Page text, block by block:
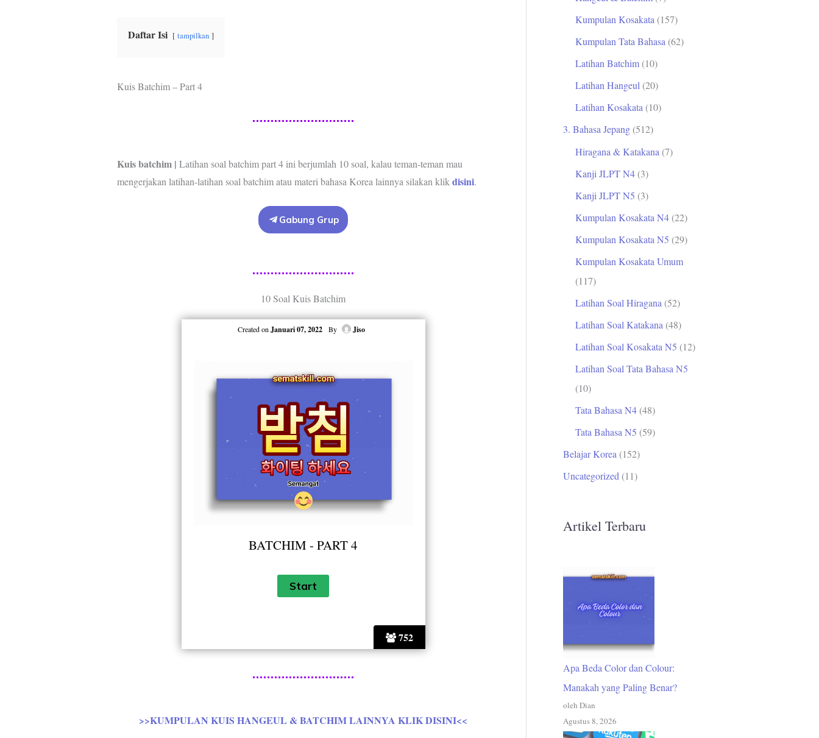
o
r
p
e
Daftar Isi tampilkan
Kuis Batchim – Part 4
Kuis batchim | Latihan soal batchim part 4 ini berjumlah 10 soal, kalau teman-teman mau
mengerjakan latihan-latihan soal batchim atau materi bahasa Korea lainnya silakan klikdisini.
Gabung Grup
10 Soal Kuis Batchim
752
Created onJanuari 07, 2022 By Jiso
BATCHIM - PART 4
>>KUMPULAN KUIS HANGEUL & BATCHIM LAINNYA KLIK DISINI<<
Kumpulan Kosakata (157)
Kumpulan Tata Bahasa (62)
Latihan Batchim (10)
Latihan Hangeul (20)
Latihan Kosakata (10)
3. Bahasa Jepang (512)
Hiragana & Katakana (7)
Kanji JLPT N4 (3)
Kanji JLPT N5 (3)
Kumpulan Kosakata N4 (22)
Kumpulan Kosakata N5 (29)
Kumpulan Kosakata Umum
(117)
Latihan Soal Hiragana (52)
Latihan Soal Katakana (48)
Latihan Soal Kosakata N5 (12)
Latihan Soal Tata Bahasa N5
(10)
Tata Bahasa N4 (48)
Tata Bahasa N5 (59)
Belajar Korea (152)
Uncategorized (11)
Artikel Terbaru
Apa Beda Color dan Colour:
Manakah yang Paling Benar?
oleh Dian
Agustus 8, 2026